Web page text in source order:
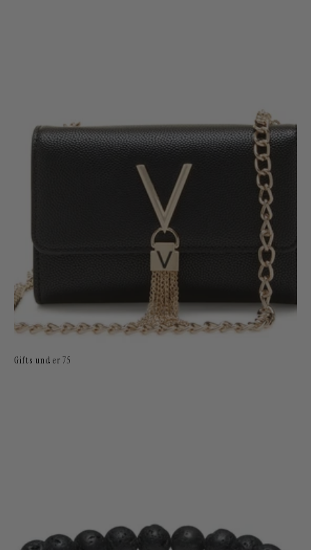
Gifts under 75